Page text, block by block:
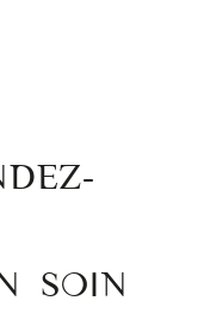
SOIN